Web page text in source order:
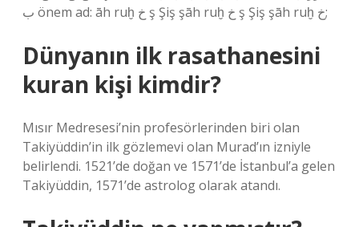
ب önem ad: āh ruḫ خ ş Şiş şāh ruḫ خ ş Şiş şāh ruḫ خ;
Dünyanın ilk rasathanesini
kuran kişi kimdir?
Mısır Medresesi’nin profesörlerinden biri olan
Takiyüddin’in ilk gözlemevi olan Murad’ın izniyle
belirlendi. 1521’de doğan ve 1571’de İstanbul’a gelen
Takiyüddin, 1571’de astrolog olarak atandı.